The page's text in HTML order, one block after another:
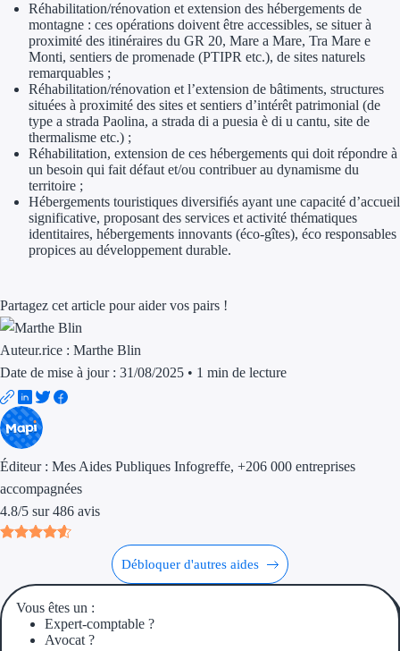
Régions de A à H
Aides Région
Aides Région
Aides Région
Aides Région
Aides Région
Réhabilitation/rénovation et extension des hébergements de
montagne : ces opérations doivent être accessibles, se situer à
proximité des itinéraires du GR 20, Mare a Mare, Tra Mare e
Monti, sentiers de promenade (PTIPR etc.), de sites naturels
remarquables ;
Réhabilitation/rénovation et l’extension de bâtiments, structures
situées à proximité des sites et sentiers d’intérêt patrimonial (de
type a strada Paolina, a strada di a puesia è di u cantu, site de
thermalisme etc.) ;
Réhabilitation, extension de ces hébergements qui doit répondre à
un besoin qui fait défaut et/ou contribuer au dynamisme du
territoire ;
Hébergements touristiques diversifiés ayant une capacité d’accueil
significative, proposant des services et activité thématiques
identitaires, hébergements innovants (éco-gîtes), éco responsables
propices au développement durable.
Partagez cet article pour aider vos pairs !
Auteur.rice : Marthe Blin
Date de mise à jour : 31/08/2025 • 1 min de lecture
Éditeur : Mes Aides Publiques Infogreffe, +206 000 entreprises
accompagnées
4.8/5 sur 486 avis
Débloquer d'autres aides
Vous êtes un :
Expert-comptable ?
Avocat ?